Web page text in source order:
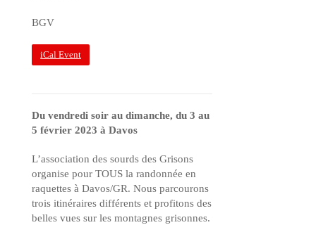
Du vendredi soir au dimanche, du 3 au
5 février 2023 à Davos
L’association des sourds des Grisons
organise pour TOUS la randonnée en
raquettes à Davos/GR. Nous parcourons
trois itinéraires différents et profitons des
belles vues sur les montagnes grisonnes.
BGV
iCal Event